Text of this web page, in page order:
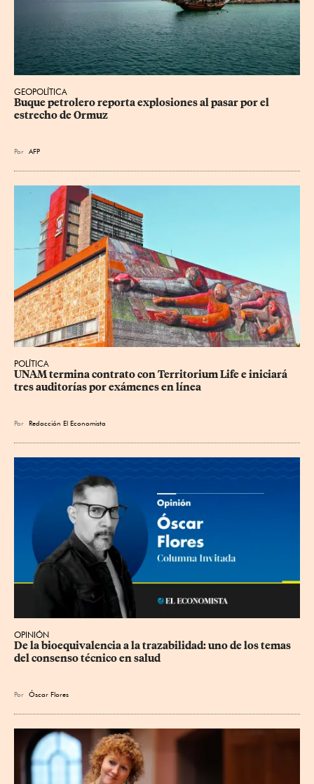
GEOPOLÍTICA
Buque petrolero reporta explosiones al pasar por el
estrecho de Ormuz
Por AFP
POLÍTICA
UNAM termina contrato con Territorium Life e iniciará
tres auditorías por exámenes en línea
Por Redacción El Economista
OPINIÓN
De la bioequivalencia a la trazabilidad: uno de los temas
del consenso técnico en salud
Por Óscar Flores